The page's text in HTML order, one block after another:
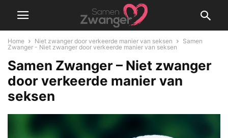
Home Niet zwanger door verkeerde manier van seksen
Samen
Zwanger - Niet zwanger door verkeerde manier van seksen
Samen Zwanger – Niet zwanger
door verkeerde manier van
seksen